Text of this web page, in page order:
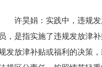
许昊娟：实践中，违规
员，是指实施了违规发放津
发放津补贴或福利的决策